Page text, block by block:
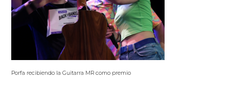
Porfa recibiendo la Guitarra MR como premio